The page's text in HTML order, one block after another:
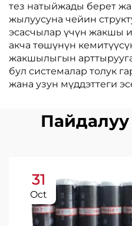
тез натыйжады берет
жылуусуна чейин
эсасчылар үчүн жакшы
акча төшүнүн
жакшылыгын
бул системалар толук
жана узун мүддэттеги
31
Oct